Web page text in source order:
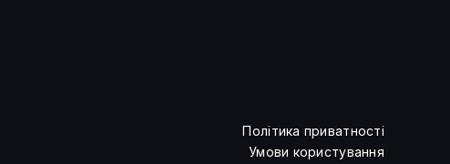
Політика приватності
Умови користування